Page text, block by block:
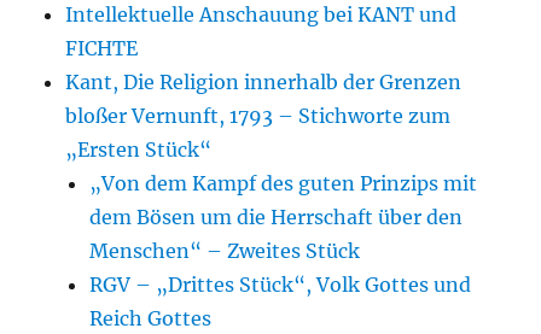
Intellektuelle Anschauung bei KANT und
FICHTE
Kant, Die Religion innerhalb der Grenzen
bloßer Vernunft, 1793 – Stichworte zum
„Ersten Stück“
„Von dem Kampf des guten Prinzips mit
dem Bösen um die Herrschaft über den
Menschen“ – Zweites Stück
RGV – „Drittes Stück“, Volk Gottes und
Reich Gottes